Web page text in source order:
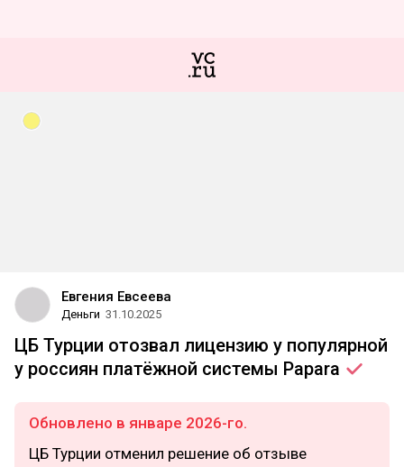
Евгения Евсеева
Деньги 31.10.2025
ЦБ Турции отозвал лицензию у популярной
у россиян платёжной системы Papara
Обновлено в январе 2026-го.
ЦБ Турции отменил решение об отзыве